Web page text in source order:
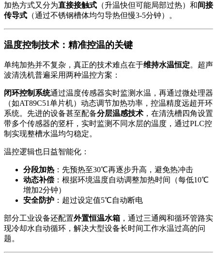
加热方式又分为直接接触式 （升温快但可能局部过热）和间接
传导式 （通过不锈钢槽体均匀导热但慢3-5分钟）。
温度控制技术：精准控温的关键
单纯加热并不复杂，真正的技术难点在于维持水温恒定。超声
波清洗机普遍采用两种温控方案：
闭环控制系统通过温度传感器实时监测水温，再通过微处理器
（如AT89C51单片机）动态调节加热功率，控温精度远超开环
系统。先进的设备甚至配备分层温感技术 ，在清洗槽四角设置
带多个传感器的竖杆，实时监测不同水层的温度，通过PLC控
制实现整槽水温均匀稳定。
温控逻辑也日益智能化：
分段加热 ：先预热至30℃再逐步升高，避免热冲击
动态补偿 ：根据环境温度自动调整加热时间（每低10℃
增加2分钟）
安全防护 ：超过设定值5℃自动断电
部分工业设备还配置外置恒温水箱 ，通过三通阀和循环管路实
现冷却水自动循环，解决大型设备长时间工作水温过高的问
题。